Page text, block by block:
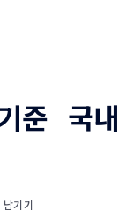
준 국내
남기기